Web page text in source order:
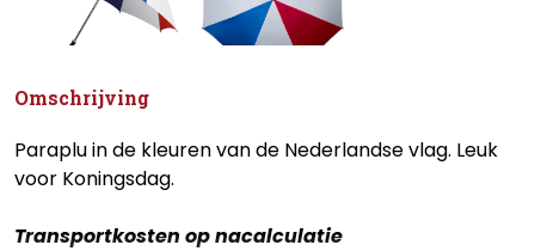
Omschrijving
Paraplu in de kleuren van de Nederlandse vlag. Leuk
voor Koningsdag.
Transportkosten op nacalculatie